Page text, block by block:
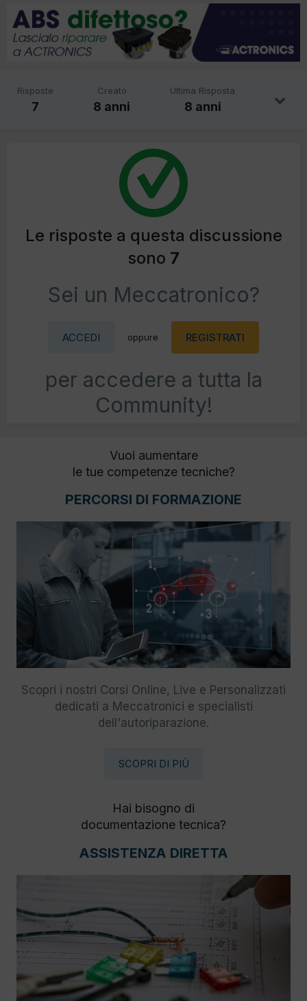
Risposte
7
Creato
8 anni
Ultima Risposta
8 anni
Le risposte a questa discussione
sono 7
Sei un Meccatronico?
ACCEDI oppure REGISTRATI
per accedere a tutta la
Community!
Vuoi aumentare
le tue competenze tecniche?
PERCORSI DI FORMAZIONE
Scopri i nostri Corsi Online, Live e Personalizzati
dedicati a Meccatronici e specialisti
dell'autoriparazione.
SCOPRI DI PIÙ
Hai bisogno di
documentazione tecnica?
ASSISTENZA DIRETTA